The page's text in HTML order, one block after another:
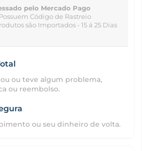
pelo Mercado Pago
Código de Rastreio
são Importados - 15 á 25 Dias
ou teve algum problema,
ou reembolso.
ou seu dinheiro de volta.